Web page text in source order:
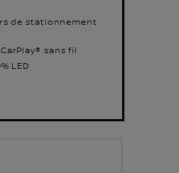
de stationnement
sans fil
LED